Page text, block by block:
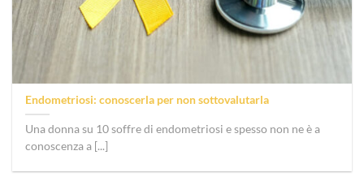
Endometriosi: conoscerla per non sottovalutarla
Una donna su 10 soffre di endometriosi e spesso non ne è a
conoscenza a [...]